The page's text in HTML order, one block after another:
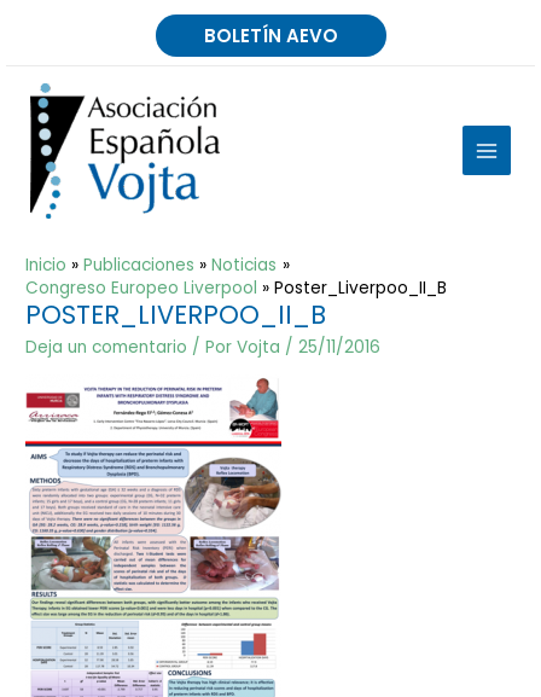
BOLETÍN AEVO
MAIN
Inicio Publicaciones
Noticias
Congreso Europeo Liverpool
Poster_Liverpoo_II_B
POSTER_LIVERPOO_II_B
Deja un comentario / PorVojta /25/11/2016